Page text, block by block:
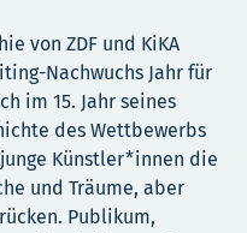
von ZDF und KiKA
Nachwuchs Jahr für
im 15. Jahr seines
des Wettbewerbs
Künstler*innen die
und Träume, aber
Publikum,